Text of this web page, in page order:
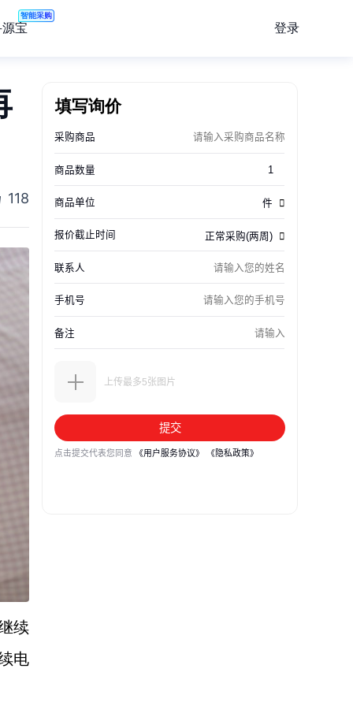
宝
智能采购
登录
118
续
电
填写询价